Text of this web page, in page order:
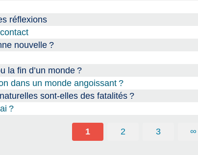
réflexions
nouvelle ?
la fin d’un monde ?
dans un monde angoissant ?
sont-elles des fatalités ?
?
1 2 3 ∞